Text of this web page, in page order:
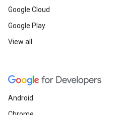
Google Cloud
Google Play
View all
Android